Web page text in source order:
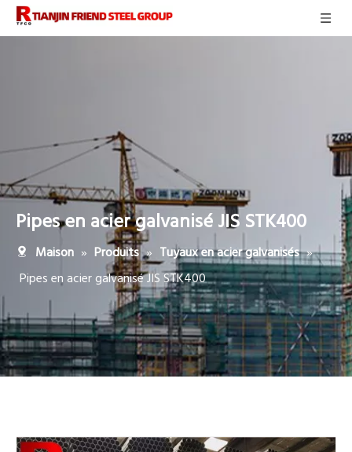
Pipes en acier galvanisé JIS STK400
Maison » Produits » Tuyaux en acier galvanisés »
Pipes en acier galvanisé JIS STK400